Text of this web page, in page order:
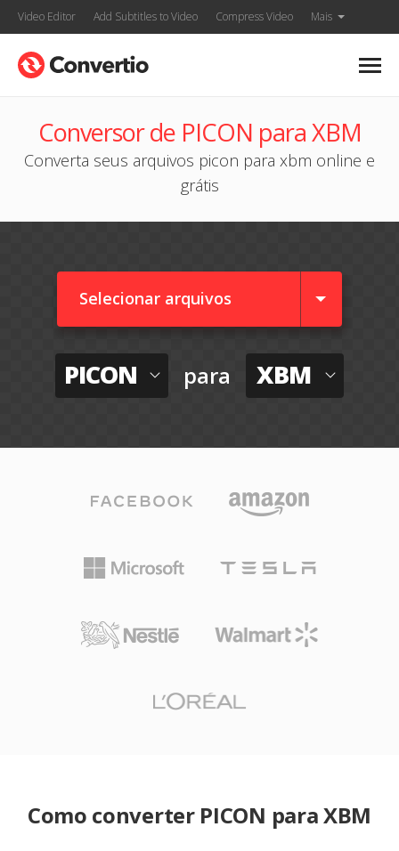
Video Editor Add Subtitles to Video Compress Video Mais
Conversor de PICON para XBM
Converta seus arquivos picon para xbm online e
grátis
Selecionar arquivos
PICON para XBM
Como converter PICON para XBM